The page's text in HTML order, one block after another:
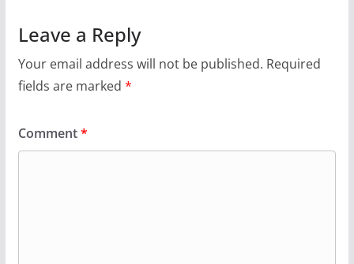
Leave a Reply
Your email address will not be published. Required
fields are marked *
Comment*